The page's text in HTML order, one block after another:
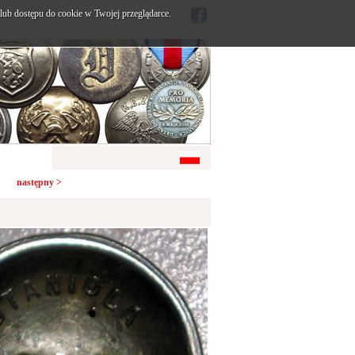
następny >
dostępu do cookie w Twojej przeglądarce.